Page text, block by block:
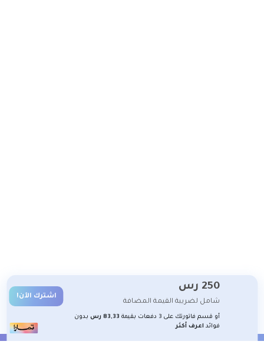
250 رس
شامل لضريبة القيمة المضافة
اشترك الآن!
أو قسم فاتورتك على 3 دفعات بقيمة 83,33 رس
بدون
فوائد اعرف أكثر